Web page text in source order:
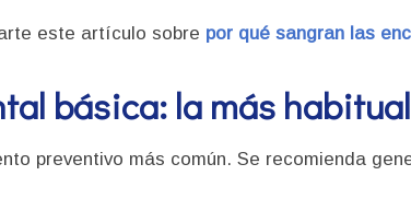
este artículo sobre por qué sangran las
básica: la más habitual
preventivo más común. Se recomienda